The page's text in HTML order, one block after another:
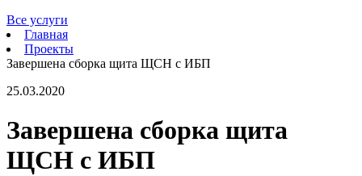
Все услуги
Главная
Проекты
Завершена сборка щита ЩСН с ИБП
25.03.2020
Завершена сборка щита
ЩСН с ИБП